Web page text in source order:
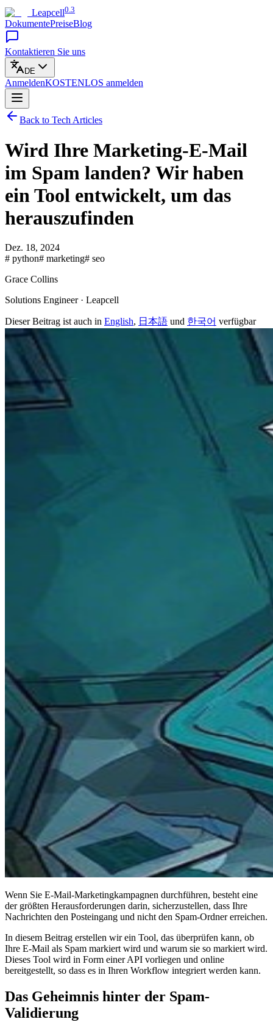
Leapcell0.3
DokumentePreiseBlog
Kontaktieren Sie uns
DE
AnmeldenKOSTENLOS anmelden
Back to Tech Articles
Wird Ihre Marketing-E-Mail
im Spam landen? Wir haben
ein Tool entwickelt, um das
herauszufinden
Dez. 18, 2024
# python# marketing# seo
Grace Collins
Solutions Engineer · Leapcell
Dieser Beitrag ist auch in English, 日本語 und 한국어 verfügbar
Wenn Sie E-Mail-Marketingkampagnen durchführen, besteht eine
der größten Herausforderungen darin, sicherzustellen, dass Ihre
Nachrichten den Posteingang und nicht den Spam-Ordner erreichen.
In diesem Beitrag erstellen wir ein Tool, das überprüfen kann, ob
Ihre E-Mail als Spam markiert wird und warum sie so markiert wird.
Dieses Tool wird in Form einer API vorliegen und online
bereitgestellt, so dass es in Ihren Workflow integriert werden kann.
Das Geheimnis hinter der Spam-
Validierung